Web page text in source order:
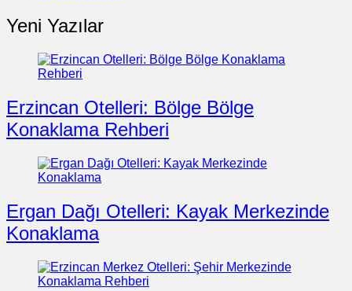
Yeni Yazılar
Erzincan Otelleri: Bölge Bölge
Konaklama Rehberi
Ergan Dağı Otelleri: Kayak Merkezinde
Konaklama